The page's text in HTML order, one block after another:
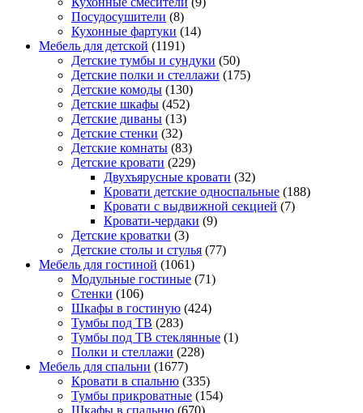
Посудосушители (8)
Кухонные фартуки (14)
Мебель для детской (1191)
Детские тумбы и сундуки (50)
Детские полки и стеллажи (175)
Детские комоды (130)
Детские шкафы (452)
Детские диваны (13)
Детские стенки (32)
Детские комнаты (83)
Детские кровати (229)
Двухъярусные кровати (32)
Кровати детские односпальные (188)
Кровати с выдвижной секцией (7)
Кровати-чердаки (9)
Детские кроватки (3)
Детские столы и стулья (77)
Мебель для гостиной (1061)
Модульные гостиные (71)
Стенки (106)
Шкафы в гостиную (424)
Тумбы под ТВ (283)
Тумбы под ТВ стеклянные (1)
Полки и стеллажи (228)
Мебель для спальни (1677)
Кровати в спальню (335)
Тумбы прикроватные (154)